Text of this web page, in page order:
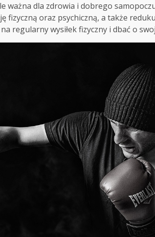
ważna dla zdrowia i dobrego
fizyczną oraz psychiczną, a także
regularny wysiłek fizyczny i dbać o